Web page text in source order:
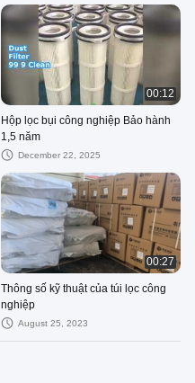
00:12
Hộp lọc bụi công nghiệp Bảo hành
1,5 năm
December 22, 2025
00:27
Thông số kỹ thuật của túi lọc công
nghiệp
August 25, 2023